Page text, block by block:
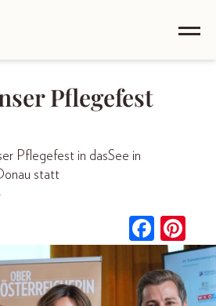
Pflegefest
Pflegefest in dasSee in
statt